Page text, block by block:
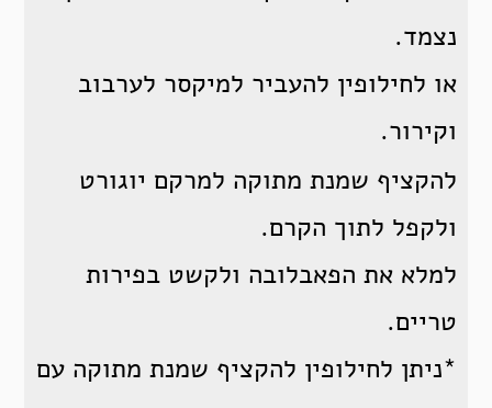
נצמד.
או לחילופין להעביר למיקסר לערבוב
וקירור.
להקציף שמנת מתוקה למרקם יוגורט
ולקפל לתוך הקרם.
למלא את הפאבלובה ולקשט בפירות
טריים.
*ניתן לחילופין להקציף שמנת מתוקה עם